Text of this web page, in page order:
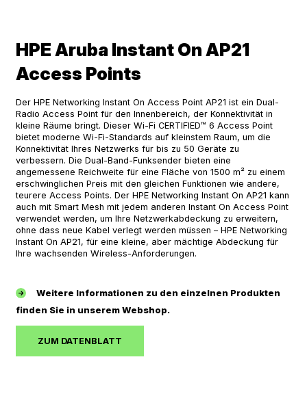
HPE Aruba Instant On AP21
Access Points
Der HPE Networking Instant On Access Point AP21 ist ein Dual-
Radio Access Point für den Innenbereich, der Konnektivität in
kleine Räume bringt. Dieser Wi-Fi CERTIFIED™ 6 Access Point
bietet moderne Wi-Fi-Standards auf kleinstem Raum, um die
Konnektivität Ihres Netzwerks für bis zu 50 Geräte zu
verbessern. Die Dual-Band-Funksender bieten eine
angemessene Reichweite für eine Fläche von 1500 m² zu einem
erschwinglichen Preis mit den gleichen Funktionen wie andere,
teurere Access Points. Der HPE Networking Instant On AP21 kann
auch mit Smart Mesh mit jedem anderen Instant On Access Point
verwendet werden, um Ihre Netzwerkabdeckung zu erweitern,
ohne dass neue Kabel verlegt werden müssen – HPE Networking
Instant On AP21, für eine kleine, aber mächtige Abdeckung für
Ihre wachsenden Wireless-Anforderungen.
Weitere Informationen zu den einzelnen Produkten
finden Sie in unserem Webshop.
ZUM DATENBLATT